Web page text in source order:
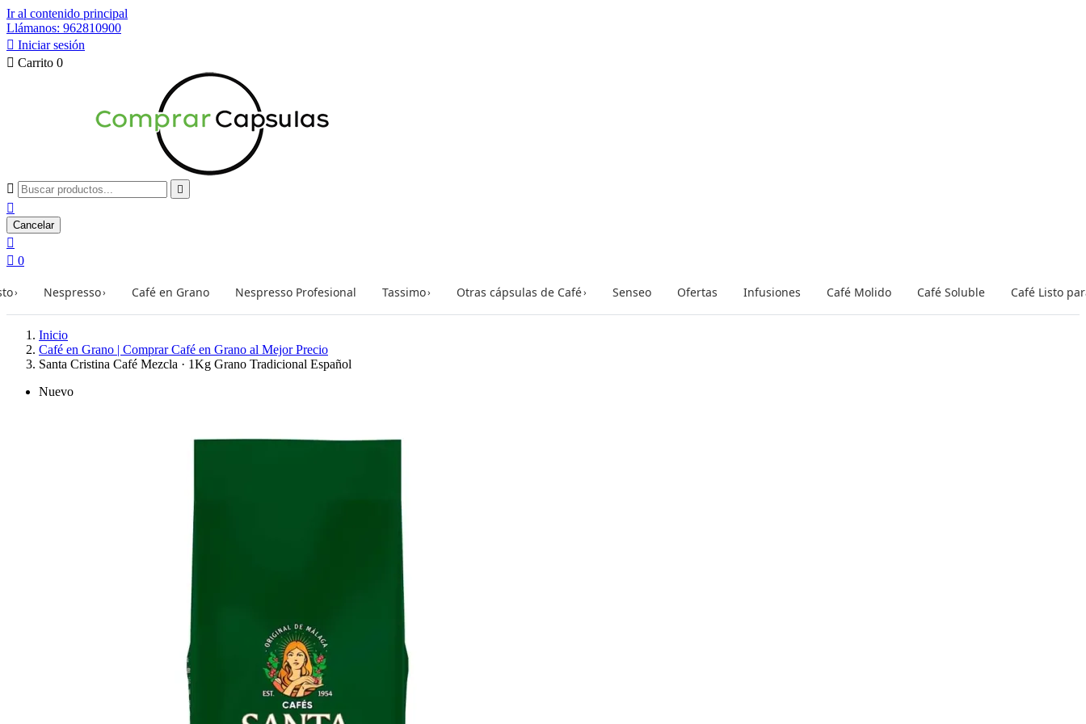
Ir al contenido principal
Llámanos: 962810900
 Iniciar sesión
 Carrito 0
 

Cancelar

 0
› Nespresso› Café en Grano Nespresso Profesional Tassimo› Otras cápsulas de Café› Senseo Ofertas Infusiones Café Molido Café Soluble Café Listo
Inicio
Café en Grano | Comprar Café en Grano al Mejor Precio
Santa Cristina Café Mezcla · 1Kg Grano Tradicional Español
Nuevo